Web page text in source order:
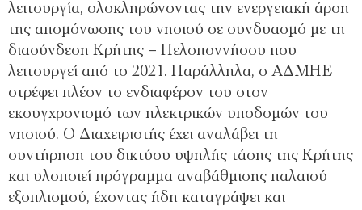
λειτουργία, ολοκληρώνοντας την ενεργειακή άρση
της απομόνωσης του νησιού σε συνδυασμό με τη
διασύνδεση Κρήτης – Πελοποννήσου που
λειτουργεί από το 2021. Παράλληλα, ο ΑΔΜΗΕ
στρέφει πλέον το ενδιαφέρον του στον
εκσυγχρονισμό των ηλεκτρικών υποδομών του
νησιού. Ο Διαχειριστής έχει αναλάβει τη
συντήρηση του δικτύου υψηλής τάσης της Κρήτης
και υλοποιεί πρόγραμμα αναβάθμισης παλαιού
εξοπλισμού, έχοντας ήδη καταγράψει και